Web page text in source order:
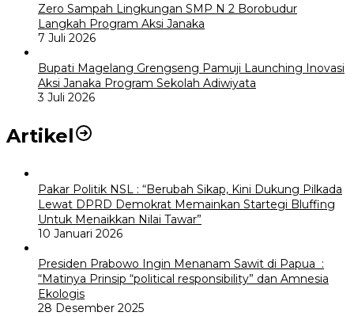
Zero Sampah Lingkungan SMP N 2 Borobudur
Langkah Program Aksi Janaka
7 Juli 2026
Bupati Magelang Grengseng Pamuji Launching Inovasi
Aksi Janaka Program Sekolah Adiwiyata
3 Juli 2026
Artikel
Pakar Politik NSL : “Berubah Sikap, Kini Dukung Pilkada
Lewat DPRD Demokrat Memainkan Startegi Bluffing
Untuk Menaikkan Nilai Tawar”
10 Januari 2026
Presiden Prabowo Ingin Menanam Sawit di Papua :
“Matinya Prinsip “political responsibility” dan Amnesia
Ekologis
28 Desember 2025